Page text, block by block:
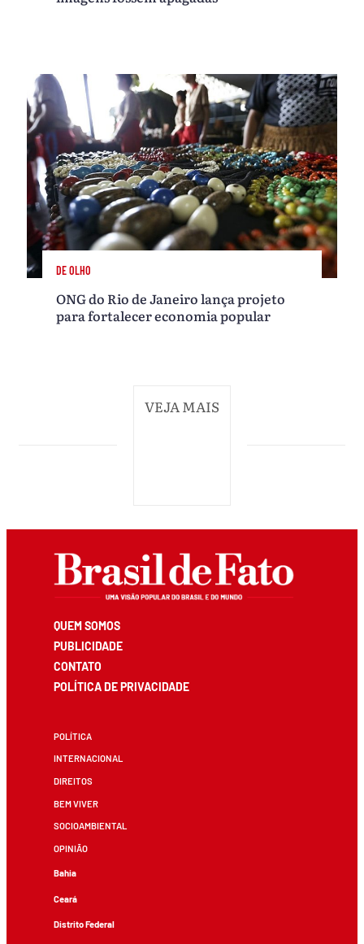
DE OLHO
ONG do Rio de Janeiro lança projeto
para fortalecer economia popular
VEJA MAIS
QUEM SOMOS
PUBLICIDADE
CONTATO
POLÍTICA DE PRIVACIDADE
POLÍTICA
INTERNACIONAL
DIREITOS
BEM VIVER
SOCIOAMBIENTAL
OPINIÃO
Bahia
Ceará
Distrito Federal